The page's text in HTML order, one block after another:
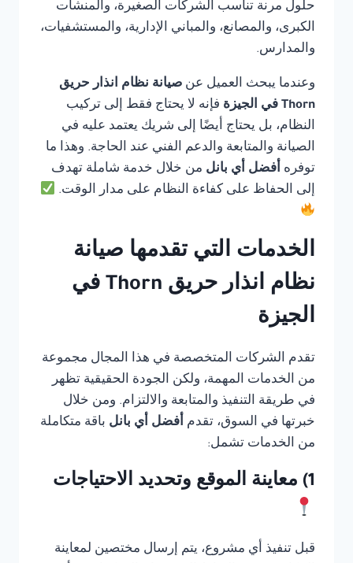
حلول مرنة تناسب الشركات الصغيرة، والمنشآت
الكبرى، والمصانع، والمباني الإدارية، والمستشفيات،
والمدارس.
وعندما يبحث العميل عن صيانة نظام انذار حريق
Thorn في الجيزة
فإنه لا يحتاج فقط إلى تركيب
النظام، بل يحتاج أيضًا إلى شريك يعتمد عليه في
الصيانة والمتابعة والدعم الفني عند الحاجة. وهذا ما
توفره أفضل أي بانل من خلال خدمة شاملة تهدف
إلى الحفاظ على كفاءة النظام على مدار الوقت.
الخدمات التي تقدمها صيانة
نظام انذار حريق Thorn في
الجيزة
تقدم الشركات المتخصصة في هذا المجال مجموعة
من الخدمات المهمة، ولكن الجودة الحقيقية تظهر
في طريقة التنفيذ والمتابعة والالتزام. ومن خلال
خبرتها في السوق، تقدم أفضل أي بانل باقة متكاملة
من الخدمات تشمل:
1) معاينة الموقع وتحديد الاحتياجات
قبل تنفيذ أي مشروع، يتم إرسال مختصين لمعاينة